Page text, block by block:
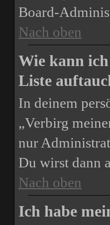
Board-
Nach oben
Wie kann
Liste
In deinem
„Verbirg
nur
Du wirst dann
Nach oben
Ich habe